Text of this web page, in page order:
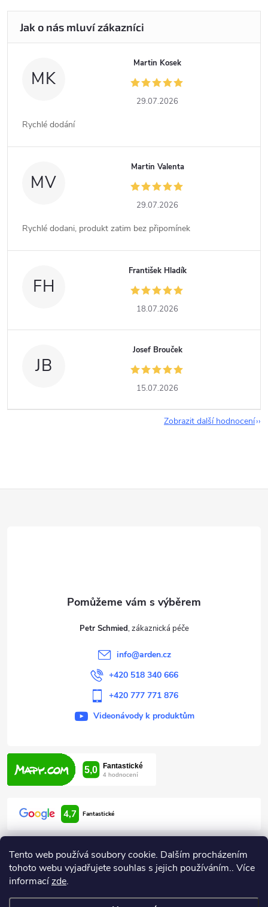
Tento web používá soubory cookie. Dalším procházením
tohoto webu vyjadřujete souhlas s jejich používáním.. Více
informacízde.
MK
Martin Kosek
29.07.2026
Rychlé dodání
MV
Martin Valenta
29.07.2026
Rychlé dodani, produkt zatim bez připomínek
FH
František Hladík
18.07.2026
JB
Josef Brouček
15.07.2026
Zobrazit další hodnocení
Petr Schmied
info@arden.cz
+420 518 340 666
+420 777 771 876
Videonávody k produktům
4,7 Fantastické